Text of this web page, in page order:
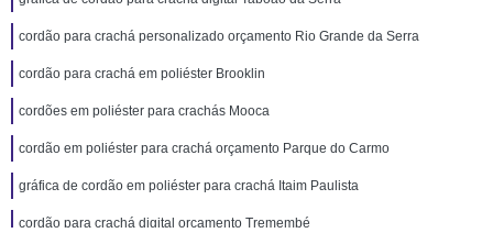
cordão para crachá personalizado orçamento Rio Grande da Serra
cordão para crachá em poliéster Brooklin
cordões em poliéster para crachás Mooca
cordão em poliéster para crachá orçamento Parque do Carmo
gráfica de cordão em poliéster para crachá Itaim Paulista
cordão para crachá digital orçamento Tremembé